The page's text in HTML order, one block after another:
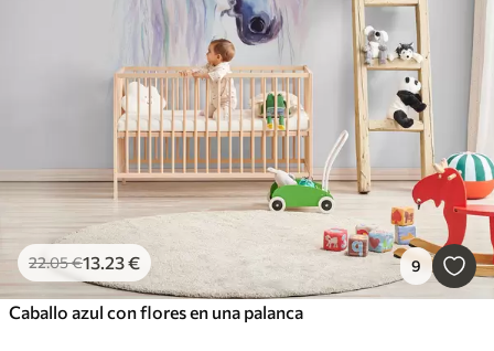
22.05€13.23€ 9
Caballo azul con flores en una palanca